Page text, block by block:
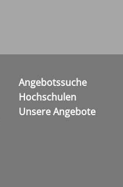
Angebotssuche
Hochschulen
Unsere Angebote